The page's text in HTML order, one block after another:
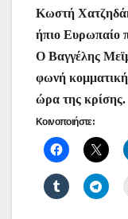
Κωστή
ήπιο Ευρωπαίο
Ο Βαγγέλης
φωνή
ώρα της κρίσης.
Κοινοποιήστε: